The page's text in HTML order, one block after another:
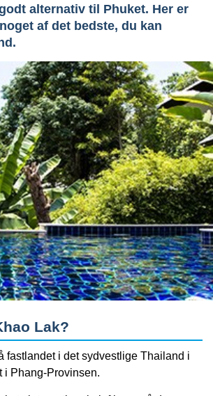
alternativ til Phuket. Her er
af det bedste, du kan
Lak?
fastlandet i det sydvestlige Thailand i
i Phang-Provinsen.